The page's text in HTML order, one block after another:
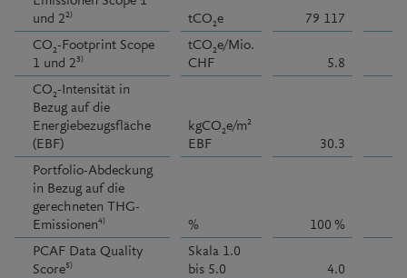
und 22) tCO2e 79 117
CO2-Footprint Scope
1 und 23)
tCO2e/Mio.
CHF
5.8
CO2-Intensität in
Bezug auf die
Energiebezugsfläche
(EBF)
kgCO2e/m2
EBF
30.3
Portfolio-Abdeckung
in Bezug auf die
gerechneten THG-
Emissionen4) % 100 %
PCAF Data Quality
Score5)
Skala 1.0
bis 5.0
4.0